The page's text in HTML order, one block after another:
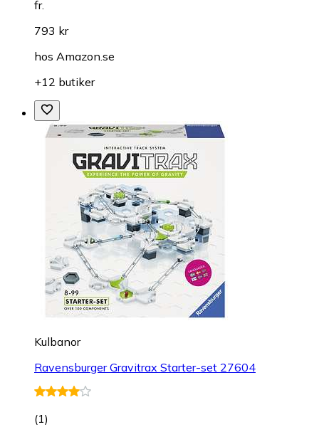
fr.
793 kr
hos Amazon.se
+12 butiker
Kulbanor
Ravensburger Gravitrax Starter-set 27604
(1)